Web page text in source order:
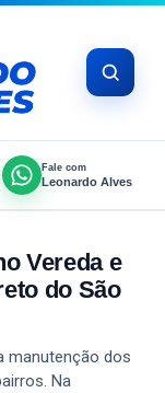
Fale com
Leonardo Alves
Vereda e
do São
manutenção dos
Na